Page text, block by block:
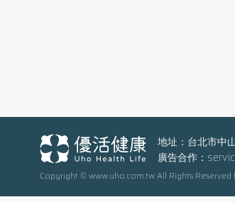
一個原因是，為了保護其獨家
學化妝品應用學系主任黃俊薰
的許多保養品，為了避免品牌
者知道，會選擇加入多種成分
地址：台北市中
廣告合作：
Copyright © www.uho.com.tw All Rights Reserved